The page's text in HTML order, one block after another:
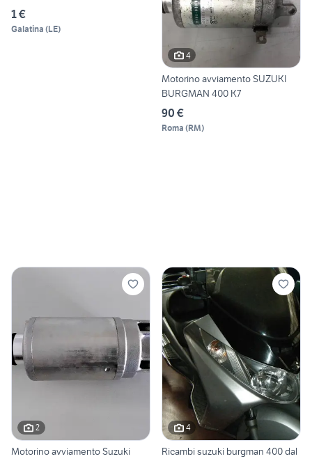
1 €
Galatina (LE)
4
Motorino avviamento SUZUKI
BURGMAN 400 K7
90 €
Roma (RM)
2
Motorino avviamento Suzuki
4
Ricambi suzuki burgman 400 dal